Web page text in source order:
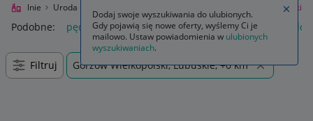
Lokalnie Uroda Pędzelki
Podobne: pędzelki pędzelki do paznokci pędzelki do
Filtruj Gorzów Wielkopolski, Lubuskie, +0 km
Dodaj swoje wyszukiwania do ulubionych.
Gdy pojawią się nowe oferty, wyślemy Ci je
mailowo. Ustaw powiadomienia w ulubionych
wyszukiwaniach.